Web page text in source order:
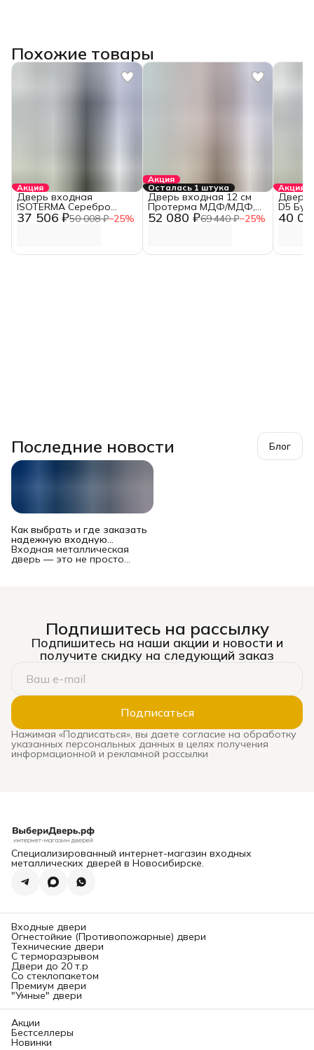
Похожие товары
Акция
37 506 ₽50 008 ₽−25%
Дверь входная
ISOTERMA Серебро
Зеркало Фацет Эмалит
Акция
Осталась 1 штука
52 080 ₽69 440 ₽−25%
Дверь входная 12 см
Протерма МДФ/МДФ,
Винорит/Рельеф белый
Акция
40
Дверь
D5
Последние новости Блог
Как выбрать и где заказать
надежную входную
металлическую дверь в
Новосибирске?
Входная металлическая
дверь — это не просто
имущества и жильцов,
уровень шума, теплопотери
и даже эстетическое
восприятие жилья. Рынок
— от бюджетных до
премиальных, и выбор
может стать настоящим
испытанием. Ошибка
оборачивается
сквозняками, звоном при
каждом закрытии, риском
взлома и необходимостью
дорогой замены. В этом
профессионально
установить надежную
входную дверь, которая
прослужит десятилетиями.
Глава 1: Конструкция и
смотреть в первую
определяется ее
«начинкой». Вот основные
элементы, требующие
вашего внимания.
1. Каркас и толщина
металла:
Каркас:Должен быть
выполнен из
цельносварного стального
профиля (обычно
замкнутого коробчатого
сечения). Сборные
конструкции менее прочны.
Подпишитесь на рассылку
Подпишитесь на наши акции и новости и
получите скидку на следующий заказ
Подписаться
Нажимая «Подписаться», вы даете согласие на обработку
указанных персональных данных в целях получения
информационной и рекламной рассылки
Специализированный интернет-магазин входных
металлических дверей в Новосибирске.
Входные двери
Огнестойкие (Противопожарные) двери
Технические двери
С терморазрывом
Двери до 20 т.р
Со стеклопакетом
Премиум двери
"Умные" двери
Акции
Бестселлеры
Новинки